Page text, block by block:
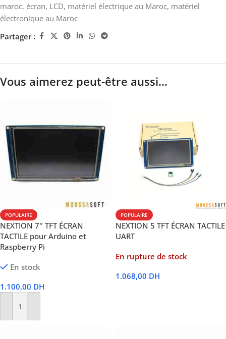
maroc, écran, LCD, matériel électrique au Maroc, matériel
électronique au Maroc
Partager :
Vous aimerez peut-être aussi…
POPULAIRE
NEXTION 7″ TFT ÉCRAN
TACTILE pour Arduino et
Raspberry Pi
En stock
1.100,00 DH
Ajouter Au Panier
POPULAIRE
NEXTION 5 TFT ÉCRAN TACTILE
UART
En rupture de stock
1.068,00 DH